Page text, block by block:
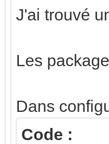
J'ai trouvé
Les
Dans
Code :